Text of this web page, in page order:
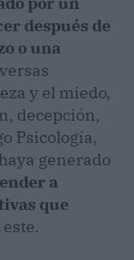
después de
o una
y el miedo,
decepción,
Psicología,
generado
a
que